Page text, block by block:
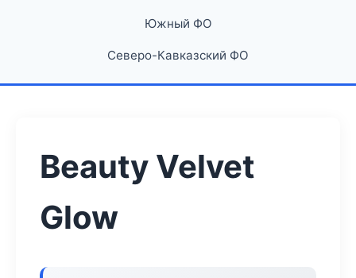
Южный ФО
Северо-Кавказский ФО
Beauty Velvet
Glow